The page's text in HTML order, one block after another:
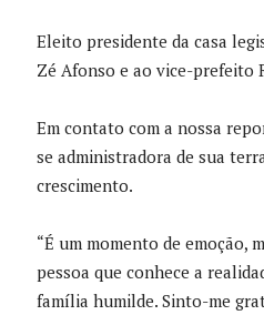
Eleito presidente da casa
Zé Afonso e ao vice-prefeito
Em contato com a nossa
se administradora de sua
crescimento.
“É um momento de emoção,
pessoa que conhece a
família humilde. Sinto-me